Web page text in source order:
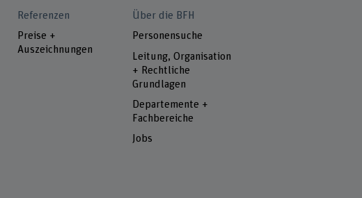
Referenzen
Preise +
Auszeichnungen
Über die BFH
Personensuche
Leitung, Organisation
+ Rechtliche
Grundlagen
Departemente +
Fachbereiche
Jobs